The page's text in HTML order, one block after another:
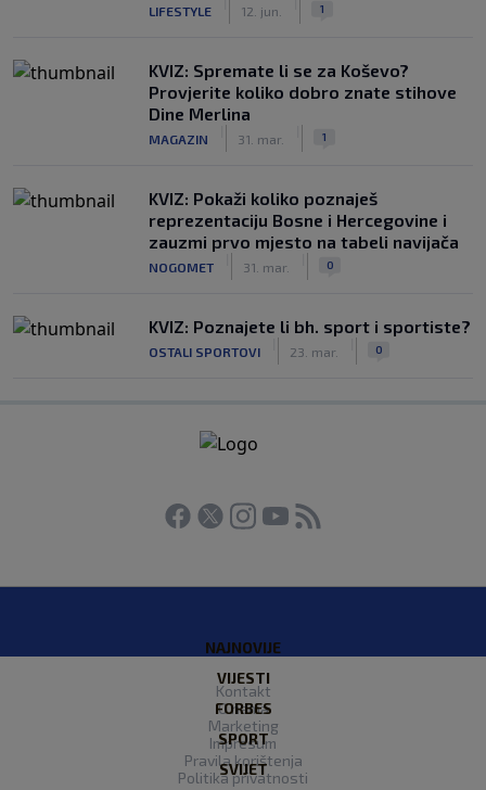
LIFESTYLE 12. jun. 1
KVIZ: Spremate li se za Koševo?
Provjerite koliko dobro znate stihove
Dine Merlina
MAGAZIN 31. mar. 1
KVIZ: Pokaži koliko poznaješ
reprezentaciju Bosne i Hercegovine i
zauzmi prvo mjesto na tabeli navijača
NOGOMET 31. mar. 0
KVIZ: Poznajete li bh. sport i sportiste?
OSTALI SPORTOVI 23. mar. 0
NAJNOVIJE
VIJESTI
FORBES
SPORT
SVIJET
Kontakt
O nama
Marketing
Impresum
Pravila korištenja
Politika privatnosti